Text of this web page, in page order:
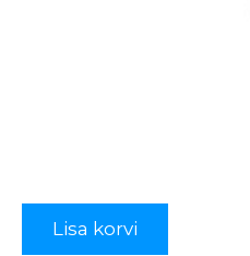
Lisa korvi